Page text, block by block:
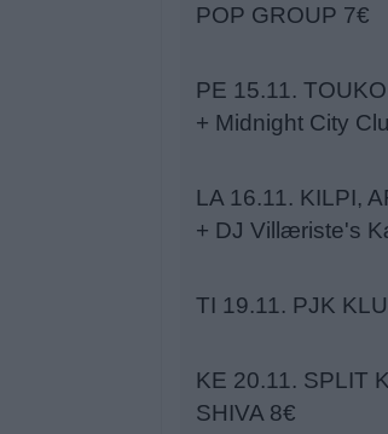
POP GROUP 7€
PE 15.11.
+ Midnight City
LA 16.11. KILPI,
+ DJ Villæriste's
TI 19.11. PJK
KE 20.11. SPLIT
SHIVA 8€